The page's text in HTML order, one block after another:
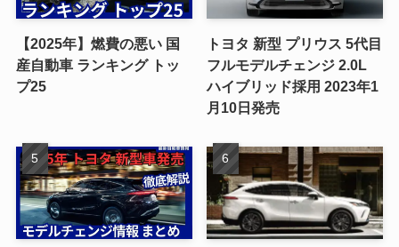
【2025年】燃費の悪い 国
産自動車 ランキング トッ
プ25
トヨタ 新型 プリウス 5代目
フルモデルチェンジ 2.0L
ハイブリッド採用 2023年1
月10日発売